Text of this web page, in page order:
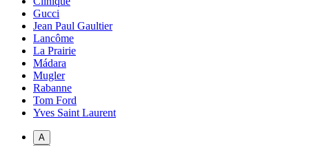
Gucci
Jean Paul Gaultier
Lancôme
La Prairie
Mádara
Mugler
Rabanne
Tom Ford
Yves Saint Laurent
A